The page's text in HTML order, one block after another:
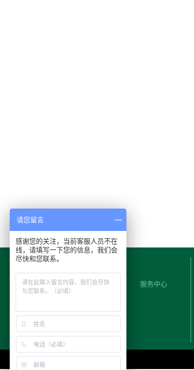
公司简介
服务中心
请您留言
感谢您的关注，当前客服人员不在
线，请填写一下您的信息，我们会
尽快和您联系。